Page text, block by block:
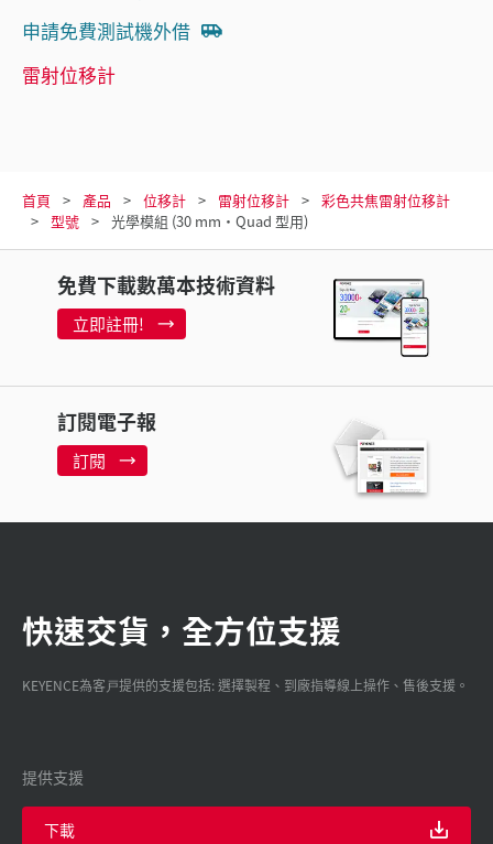
申請免費測試機外借
雷射位移計
首頁 產品 位移計 雷射位移計
彩色共焦雷射位移計
型號
光學模組 (30 mm・Quad 型用)
免費下載數萬本技術資料
立即註冊!
訂閱電子報
訂閱
快速交貨，全方位支援
KEYENCE為客戸提供的支援包括: 選擇製程、到廠指導線上操作、售後支援。
提供支援
下載